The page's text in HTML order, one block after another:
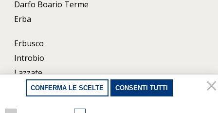
Darfo Boario Terme
Erba
Erbusco
Introbio
Lazzate
LeccoCONFERMA LE SCELTE CONSENTI TUTTI